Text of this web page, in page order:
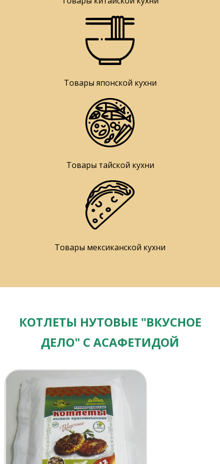
Товары японской кухни
Товары тайской кухни
Товары мексиканской кухни
КОТЛЕТЫ НУТОВЫЕ "ВКУСНОЕ
ДЕЛО" С АСАФЕТИДОЙ